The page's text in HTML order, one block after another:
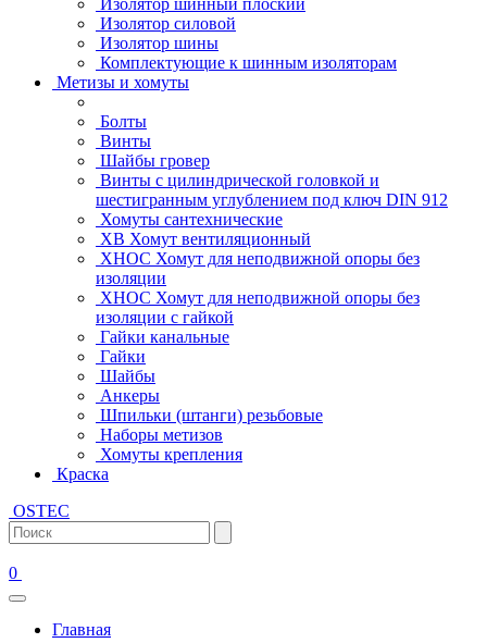
Изолятор шинный плоский
Изолятор силовой
Изолятор шины
Комплектующие к шинным изоляторам
Метизы и хомуты
Болты
Винты
Шайбы гровер
Винты с цилиндрической головкой и
шестигранным углублением под ключ DIN 912
Хомуты сантехнические
ХВ Хомут вентиляционный
ХНОС Хомут для неподвижной опоры без
изоляции
ХНОС Хомут для неподвижной опоры без
изоляции с гайкой
Гайки канальные
Гайки
Шайбы
Анкеры
Шпильки (штанги) резьбовые
Наборы метизов
Хомуты крепления
Краска
OSTEC
0
Главная